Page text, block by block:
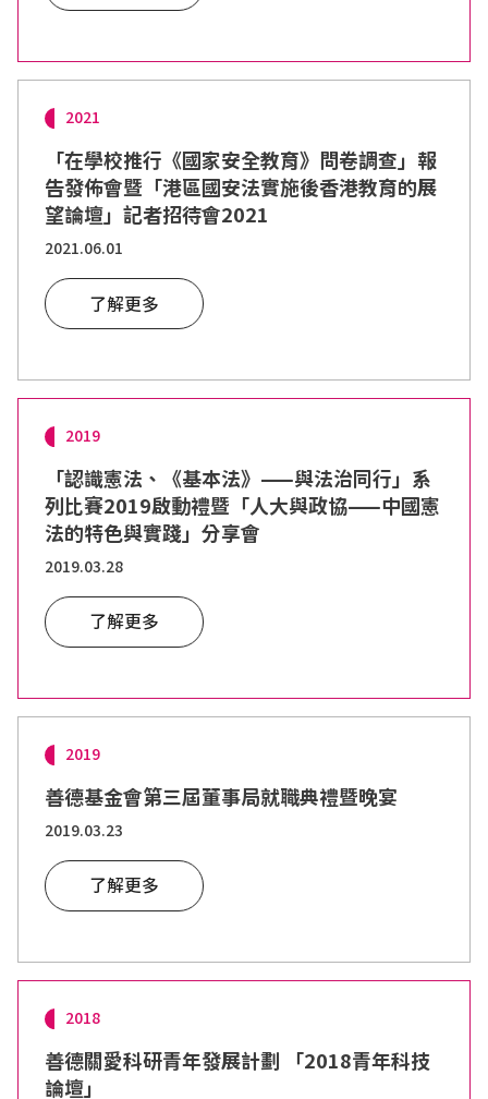
2021
「在學校推行《國家安全教育》問卷調查」報
告發佈會暨「港區國安法實施後香港教育的展
望論壇」記者招待會2021
2021.06.01
了解更多
2019
「認識憲法、《基本法》——與法治同行」系
列比賽2019啟動禮暨「人大與政協——中國憲
法的特色與實踐」分享會
2019.03.28
了解更多
2019
善德基金會第三屆董事局就職典禮暨晚宴
2019.03.23
了解更多
2018
善德關愛科研青年發展計劃 「2018青年科技
論壇」